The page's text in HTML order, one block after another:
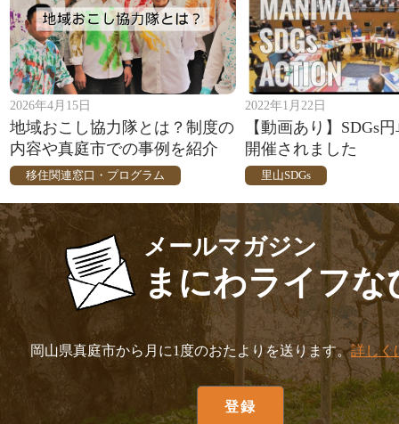
2026年4月15日
地域おこし協力隊とは？制度の
内容や真庭市での事例を紹介
移住関連窓口・プログラム
2022年1月22日
【動画あり】SDGs
開催されました
里山SDGs
メールマガジン
まにわライフな
岡山県真庭市から月に1度のおたよりを送ります。詳しく